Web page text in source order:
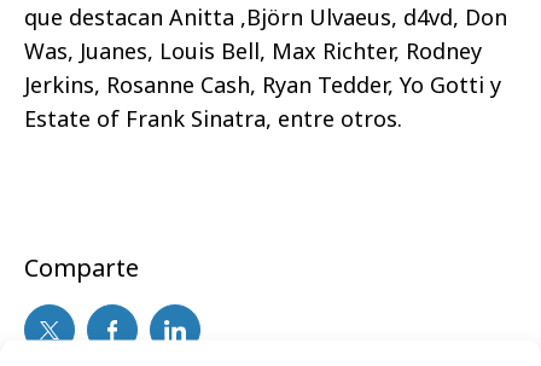
que destacan Anitta ,Björn Ulvaeus, d4vd, Don
Was, Juanes, Louis Bell, Max Richter, Rodney
Jerkins, Rosanne Cash, Ryan Tedder, Yo Gotti y
Estate of Frank Sinatra, entre otros.
Comparte